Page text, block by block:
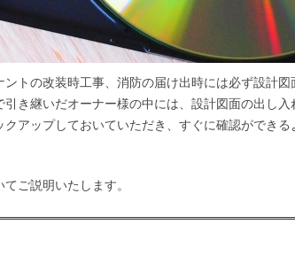
トの改装時工事、消防の届け出時には必ず設計
き継いだオーナー様の中には、設計図面の出し
アップしておいていただき、すぐに確認ができ
ご説明いたします。